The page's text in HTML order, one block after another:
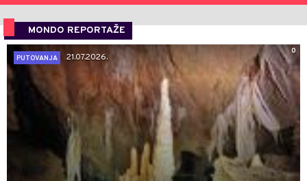
MONDO REPORTAŽE
0
PUTOVANJA
21.07.2026.